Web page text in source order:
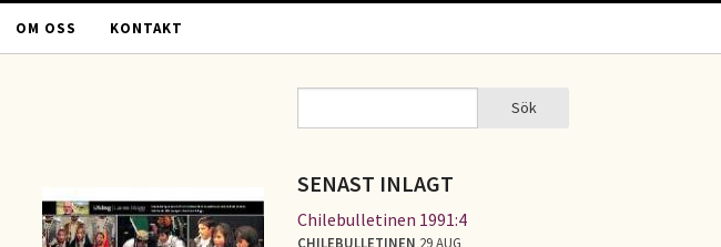
OM OSS KONTAKT
SÖKFORMULÄR Sök
SENAST INLAGT
Chilebulletinen 1991:4
CHILEBULLETINEN 29 AUG